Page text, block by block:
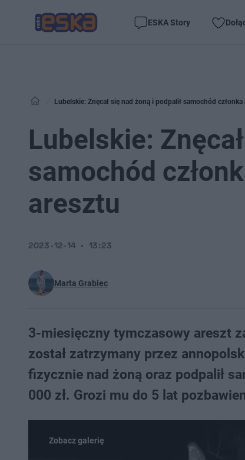
ESKA Story
Lubelskie: Znęcał się nad żoną i podpalił samochód
Lubelskie:
samochód
aresztu
Marta Grabiec
2023-12-14 13:23
3-miesięczny tymczasowy areszt
został zatrzymany przez
fizycznie nad żoną oraz podpalił
000 zł. Grozi mu do 5 lat